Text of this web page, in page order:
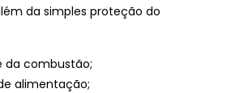
da simples proteção do
da combustão;
alimentação;